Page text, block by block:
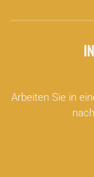
Arbeiten Sie in